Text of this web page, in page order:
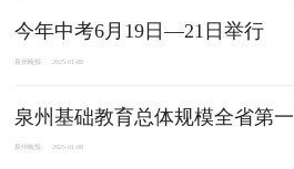
今年中考6月19日—21日举行
泉州晚报 2025-01-08
泉州基础教育总体规模全省第一
泉州晚报 2025-01-08